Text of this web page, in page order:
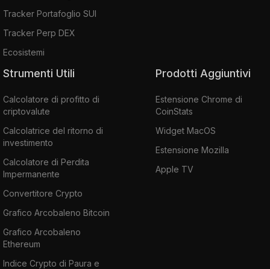
Tracker Portafoglio SUI
Tracker Perp DEX
Ecosistemi
Strumenti Utili
Calcolatore di profitto di
criptovalute
Calcolatrice del ritorno di
investimento
Calcolatore di Perdita
Impermanente
Convertitore Crypto
Grafico Arcobaleno Bitcoin
Grafico Arcobaleno
Ethereum
Indice Crypto di Paura e
Prodotti Aggiuntivi
Estensione Chrome di
CoinStats
Widget MacOS
Estensione Mozilla
Apple TV